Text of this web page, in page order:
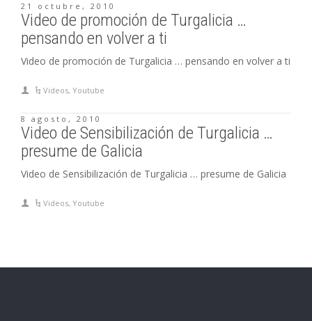
21 octubre, 2010
Video de promoción de Turgalicia …
pensando en volver a ti
Video de promoción de Turgalicia … pensando en volver a ti
Videos,Youtube
8 agosto, 2010
Video de Sensibilización de Turgalicia …
presume de Galicia
Video de Sensibilización de Turgalicia … presume de Galicia
Videos,Youtube